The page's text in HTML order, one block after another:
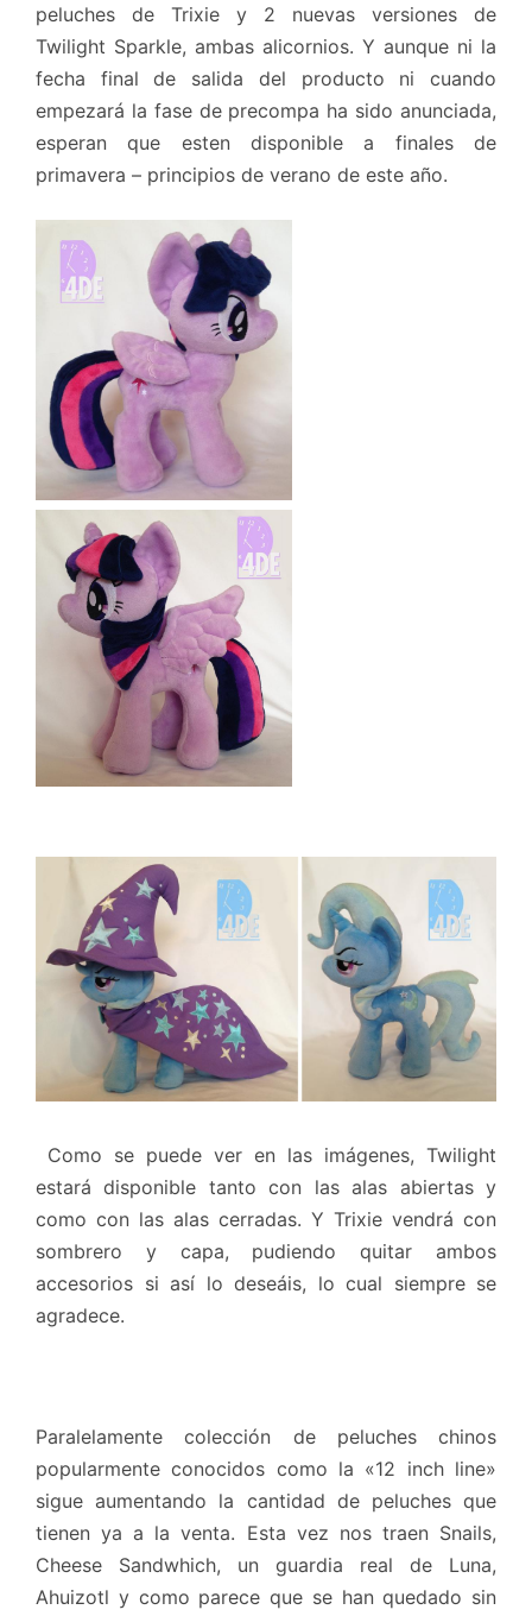
peluches de Trixie y 2 nuevas versiones de
Twilight Sparkle, ambas alicornios. Y aunque ni la
fecha final de salida del producto ni cuando
empezará la fase de precompa ha sido anunciada,
esperan que esten disponible a finales de
primavera – principios de verano de este año.
Como se puede ver en las imágenes, Twilight
estará disponible tanto con las alas abiertas y
como con las alas cerradas. Y Trixie vendrá con
sombrero y capa, pudiendo quitar ambos
accesorios si así lo deseáis, lo cual siempre se
agradece.
Paralelamente colección de peluches chinos
popularmente conocidos como la «12 inch line»
sigue aumentando la cantidad de peluches que
tienen ya a la venta. Esta vez nos traen Snails,
Cheese Sandwhich, un guardia real de Luna,
Ahuizotl y como parece que se han quedado sin